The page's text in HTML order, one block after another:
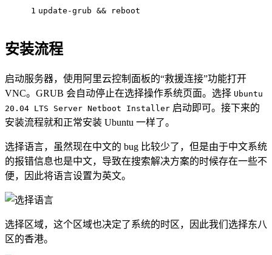
1 update-grub && reboot
安装流程
启动服务器，使用阿里云控制面板的“救援连接”功能打开
VNC。GRUB 会自动停止在选择操作系统页面。选择 Ubuntu
20.04 LTS Server Netboot Installer 启动即可。接下来的
安装流程就和正常安装 Ubuntu 一样了。
选择语言，虽然现在中文的 bug 比较少了，但是由于中文系统
的报错信息也是中文，导致在搜索解决方案的时候存在一些不
便，因此将语言设置为英文。
选择区域，这个区域也决定了系统的时区，因此我们选择东八
区的香港。